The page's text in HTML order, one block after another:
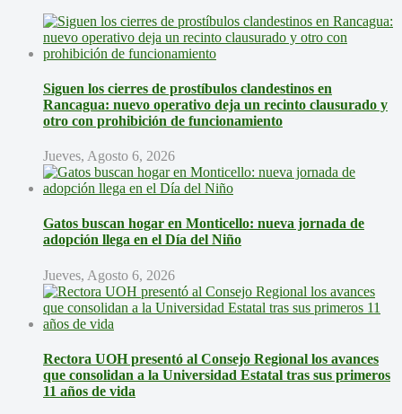
Siguen los cierres de prostíbulos clandestinos en
Rancagua: nuevo operativo deja un recinto clausurado y
otro con prohibición de funcionamiento
Jueves, Agosto 6, 2026
Gatos buscan hogar en Monticello: nueva jornada de
adopción llega en el Día del Niño
Jueves, Agosto 6, 2026
Rectora UOH presentó al Consejo Regional los avances
que consolidan a la Universidad Estatal tras sus primeros
11 años de vida